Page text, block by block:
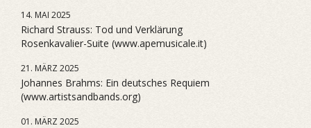
14. MAI 2025
Richard Strauss: Tod und Verklärung
Rosenkavalier-Suite (www.apemusicale.it)
21. MÄRZ 2025
Johannes Brahms: Ein deutsches Requiem
(www.artistsandbands.org)
01. MÄRZ 2025